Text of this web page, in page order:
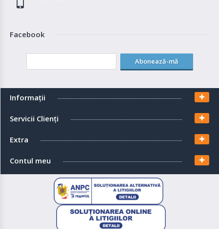
Facebook
Abonează-mă
Informaţii
Servicii Clienţi
Extra
Contul meu